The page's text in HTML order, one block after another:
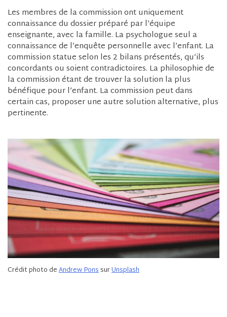
Les membres de la commission ont uniquement
connaissance du dossier préparé par l’équipe
enseignante, avec la famille. La psychologue seul a
connaissance de l’enquête personnelle avec l’enfant. La
commission statue selon les 2 bilans présentés, qu’ils
concordants ou soient contradictoires. La philosophie de
la commission étant de trouver la solution la plus
bénéfique pour l’enfant. La commission peut dans
certain cas, proposer une autre solution alternative, plus
pertinente.
Crédit photo deAndrew PonssurUnsplash